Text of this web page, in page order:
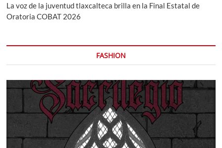
La voz de la juventud tlaxcalteca brilla en la Final Estatal de
Oratoria COBAT 2026
FASHION